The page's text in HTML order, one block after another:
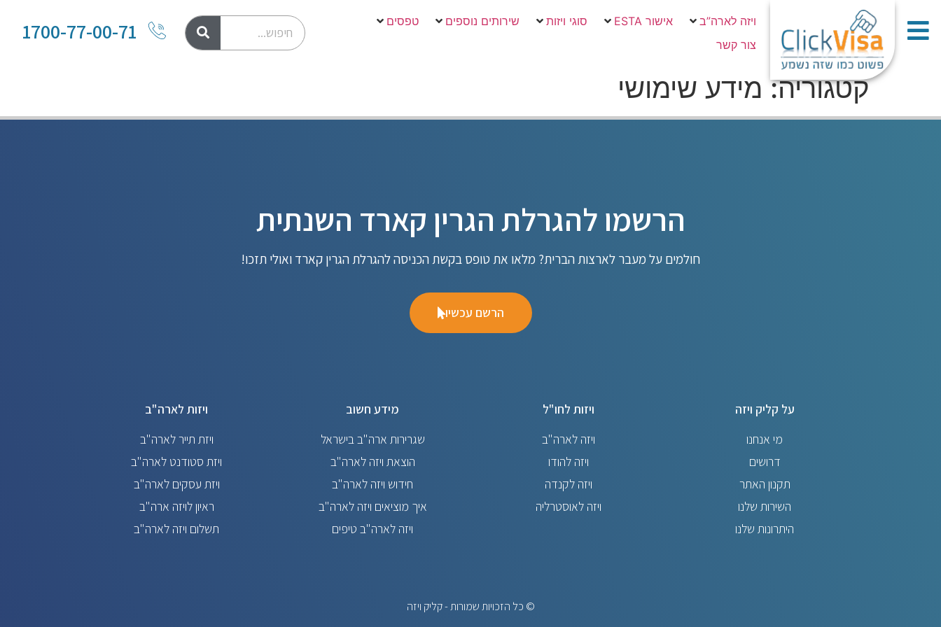
ויזה לארה”ב אישור ESTA סוגי ויזות שירותים נוספים
טפסים
צור קשר
1700-77-00-71
קטגוריה: מידע שימושי
הרשמו להגרלת הגרין קארד השנתית
חולמים על מעבר לארצות הברית? מלאו את טופס בקשת הכניסה להגרלת הגרין קארד ואולי תזכו!
הרשם עכשיו
על קליק ויזה
מי אנחנו
דרושים
תקנון האתר
השירות שלנו
היתרונות שלנו
ויזות לחו"ל
ויזה לארה"ב
ויזה להודו
ויזה לקנדה
ויזה לאוסטרליה
מידע חשוב
שגרירות ארה"ב בישראל
הוצאת ויזה לארה"ב
חידוש ויזה לארה"ב
איך מוציאים ויזה לארה"ב
ויזה לארה"ב טיפים
ויזות לארה"ב
ויזת תייר לארה"ב
ויזת סטודנט לארה"ב
ויזת עסקים לארה"ב
ראיון לויזה ארה"ב
תשלום ויזה לארה"ב
© כל הזכויות שמורות - קליק ויזה